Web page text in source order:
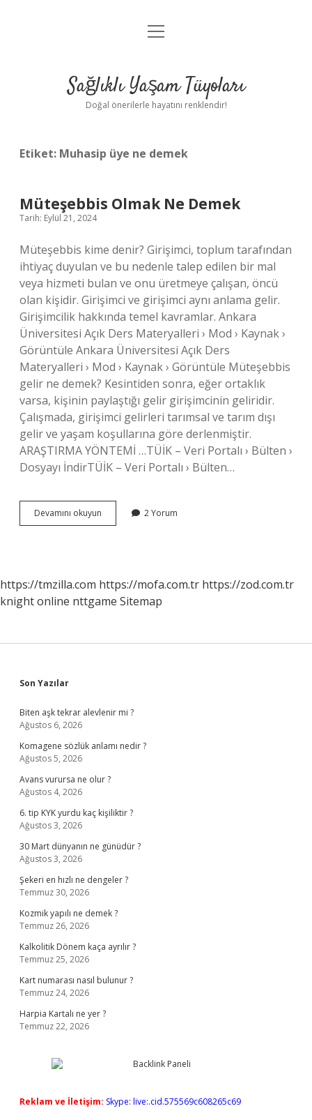
Anasayfa
Yasal Uyarı
menüyü
Sağlıklı Yaşam Tüyoları
Doğal önerilerle hayatını renklendir!
Etiket: Muhasip üye ne demek
Müteşebbis Olmak Ne Demek
Tarih: Eylül 21, 2024
Müteşebbis kime denir? Girişimci, toplum tarafından
ihtiyaç duyulan ve bu nedenle talep edilen bir mal
veya hizmeti bulan ve onu üretmeye çalışan, öncü
olan kişidir. Girişimci ve girişimci aynı anlama gelir.
Girişimcilik hakkında temel kavramlar. Ankara
Üniversitesi Açık Ders Materyalleri › Mod › Kaynak ›
Görüntüle Ankara Üniversitesi Açık Ders
Materyalleri › Mod › Kaynak › Görüntüle Müteşebbis
gelir ne demek? Kesintiden sonra, eğer ortaklık
varsa, kişinin paylaştığı gelir girişimcinin geliridir.
Çalışmada, girişimci gelirleri tarımsal ve tarım dışı
gelir ve yaşam koşullarına göre derlenmiştir.
ARAŞTIRMA YÖNTEMİ …TÜİK – Veri Portalı › Bülten ›
Dosyayı İndirTÜİK – Veri Portalı › Bülten…
Devamını okuyun Müteşebbis
Olmak
2 Yorum
https://tmzilla.com https://mofa.com.tr https://zod.com.tr
knight online nttgame Sitemap
Sidebar
Son Yazılar
Biten aşk tekrar alevlenir mi ?
Ağustos 6, 2026
Komagene sözlük anlamı nedir ?
Ağustos 5, 2026
Avans vurursa ne olur ?
Ağustos 4, 2026
6. tip KYK yurdu kaç kişiliktir ?
Ağustos 3, 2026
30 Mart dünyanın ne günüdür ?
Ağustos 3, 2026
Şekeri en hızlı ne dengeler ?
Temmuz 30, 2026
Kozmik yapılı ne demek ?
Temmuz 26, 2026
Kalkolitik Dönem kaça ayrılır ?
Temmuz 25, 2026
Kart numarası nasıl bulunur ?
Temmuz 24, 2026
Harpia Kartalı ne yer ?
Temmuz 22, 2026
Reklam ve İletişim: Skype: live:.cid.575569c608265c69